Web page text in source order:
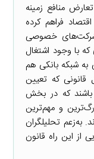
منافع زمینه
فراهم کرده
شرکت‌های خصوصی
با وجود اشتغال
به شبکه بانکی هم
قانونی که تعیین
باشند که در بخش
و مهم‌ترین
به‌زعم تحلیلگران
از این راه قانون